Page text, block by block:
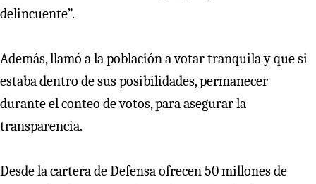
delincuente”.
Además, llamó a la población a votar tranquila y que si
estaba dentro de sus posibilidades, permanecer
durante el conteo de votos, para asegurar la
transparencia.
Desde la cartera de Defensa ofrecen 50 millones de